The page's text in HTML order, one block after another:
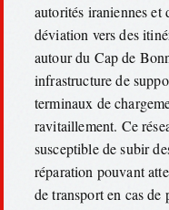
autorités iraniennes et
déviation vers des
autour du Cap de
infrastructure de
terminaux de
ravitaillement. Ce
susceptible de subir
réparation pouvant
de transport en cas de